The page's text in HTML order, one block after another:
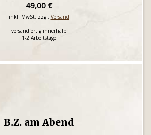
49,00 €
inkl. MwSt. zzgl. Versand
versandfertig innerhalb
1-2 Arbeitstage
B.Z. am Abend